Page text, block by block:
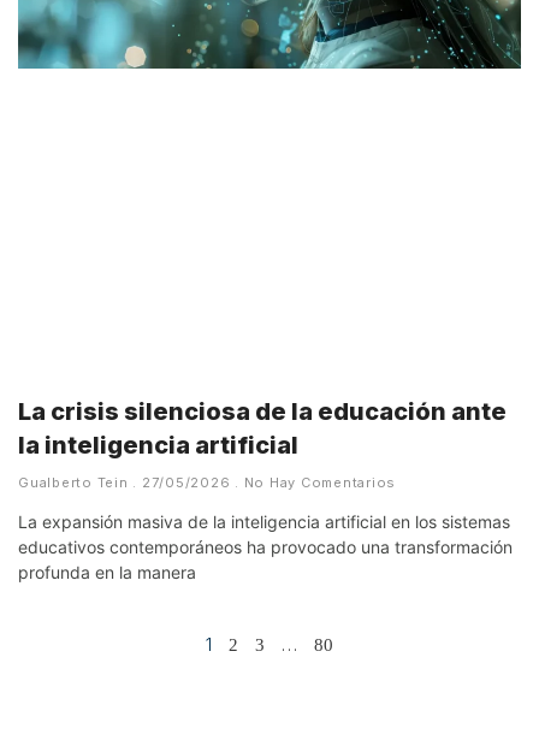
La crisis silenciosa de la educación ante
la inteligencia artificial
Gualberto Tein 27/05/2026 No Hay Comentarios
La expansión masiva de la inteligencia artificial en los sistemas
educativos contemporáneos ha provocado una transformación
profunda en la manera
1 2 3 … 80